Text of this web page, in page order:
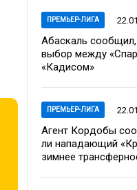
ПРЕМЬЕР-ЛИГА
Абаскаль
выбор между
«Кадисом»
ПРЕМЬЕР-ЛИГА
Агент Кордобы
ли нападающий
зимнее